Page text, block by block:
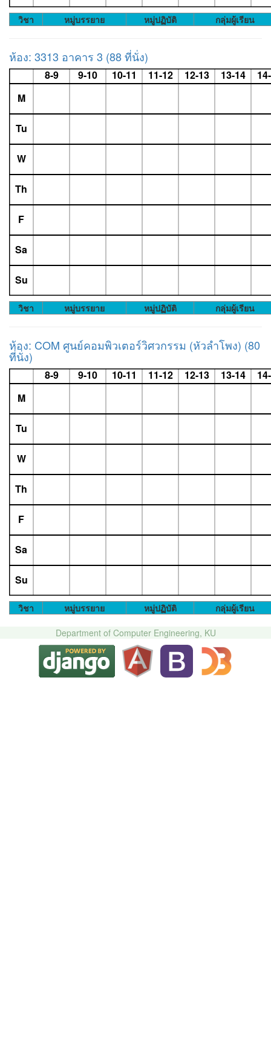
วิชา หมู่บรรยาย หมู่ปฏิบัติ กลุ่มผู้เรียน
ห้อง: 3313 อาคาร 3 (88 ที่นั่ง)
8-9 9-10 10-11 11-12 12-13 13-14
M
Tu
W
Th
F
Sa
Su
วิชา หมู่บรรยาย หมู่ปฏิบัติ กลุ่มผู้เรียน
ห้อง: COM ศูนย์คอมพิวเตอร์วิศวกรรม (หัวลำโพง) (80
ที่นั่ง)
8-9 9-10 10-11 11-12 12-13 13-14
M
Tu
W
Th
F
Sa
Su
วิชา หมู่บรรยาย หมู่ปฏิบัติ กลุ่มผู้เรียน
Department of Computer Engineering, KU